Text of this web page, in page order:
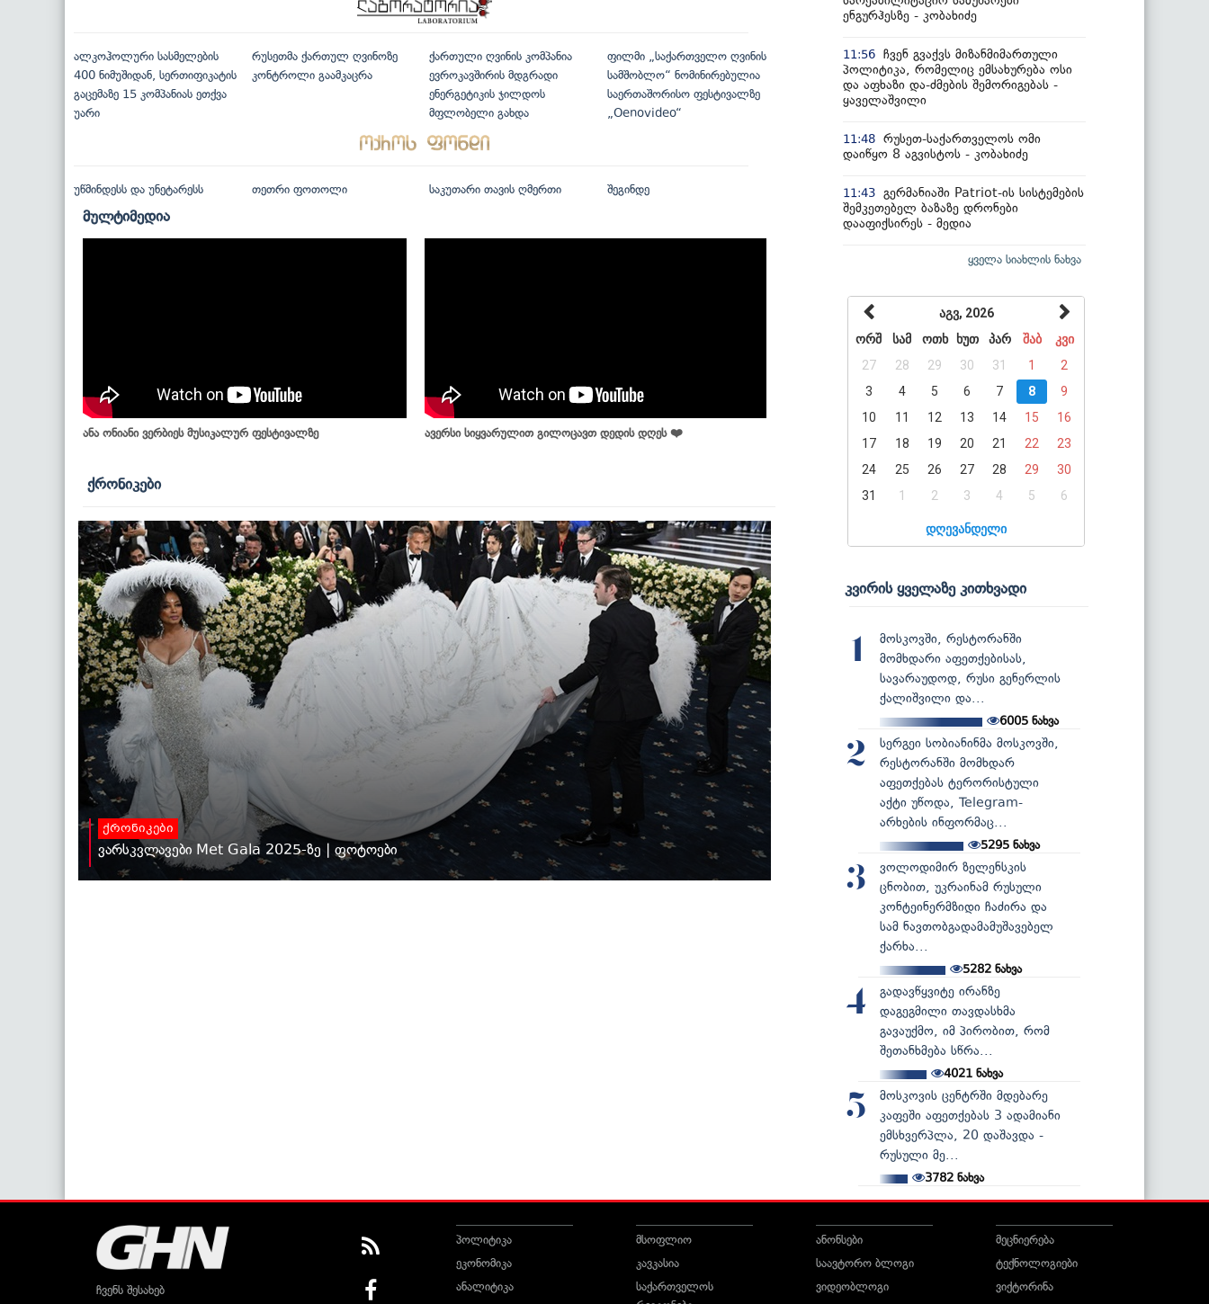
ალკოჰოლური სასმელების
400 ნიმუშიდან, სერთიფიკატის
გაცემაზე 15 კომპანიას ეთქვა
უარი
რუსეთმა ქართულ ღვინოზე
კონტროლი გაამკაცრა
ქართული ღვინის კომპანია
ევროკავშირის მდგრადი
ენერგეტიკის ჯილდოს
მფლობელი გახდა
ფილმი „საქართველო ღვინის
სამშობლო“ ნომინირებულია
საერთაშორისო ფესტივალზე
„Oenovideo“
უწმინდესს და უნეტარესს თეთრი ფოთოლი საკუთარი თავის ღმერთი შეგინდე
მულტიმედია
ანა ონიანი ვერბიეს მუსიკალურ ფესტივალზე ავერსი სიყვარულით გილოცავთ დედის დღეს ❤️
ქრონიკები
ქრონიკები
ვარსკვლავები Met Gala 2025-ზე | ფოტოები
ენგურჰესზე - კობახიძე
11:56 ჩვენ გვაქვს მიზანმიმართული
პოლიტიკა, რომელიც ემსახურება ოსი
და აფხაზი და-ძმების შემორიგებას -
ყაველაშვილი
11:48 რუსეთ-საქართველოს ომი
დაიწყო 8 აგვისტოს - კობახიძე
11:43 გერმანიაში Patriot-ის სისტემების
შემკეთებელ ბაზაზე დრონები
დააფიქსირეს - მედია
ყველა სიახლის ნახვა
აგვ, 2026
ორშ
სამ ოთხ ხუთ პარ შაბ
კვი
27
28 29 30 31 1
2
3
4 5 6 7 8
9
10
11 12 13 14 15
16
17
18 19 20 21 22
23
24
25 26 27 28 29
30
31
1 2 3 4 5 6
დღევანდელი
კვირის ყველაზე კითხვადი
1
მოსკოვში, რესტორანში
მომხდარი აფეთქებისას,
სავარაუდოდ, რუსი გენერლის
ქალიშვილი და...
6005 ნახვა
2
სერგეი სობიანინმა მოსკოვში,
რესტორანში მომხდარ
აფეთქებას ტერორისტული
აქტი უწოდა, Telegram-
არხების ინფორმაც...
5295 ნახვა
3
ვოლოდიმირ ზელენსკის
ცნობით, უკრაინამ რუსული
კონტეინერმზიდი ჩაძირა და
სამ ნავთობგადამამუშავებელ
ქარხა...
5282ნახვა
4
გადავწყვიტე ირანზე
დაგეგმილი თავდასხმა
გავაუქმო, იმ პირობით, რომ
შეთანხმება სწრა...
4021ნახვა
5
მოსკოვის ცენტრში მდებარე
კაფეში აფეთქებას 3 ადამიანი
ემსხვერპლა, 20 დაშავდა -
რუსული მე...
3782 ნახვა
ჩვენს შესახებ
პოლიტიკა
ეკონომიკა
ანალიტიკა
მსოფლიო
კავკასია
საქართველოს
ანონსები
საავტორო ბლოგი
ვიდეობლოგი
მეცნიერება
ტექნოლოგიები
ვიქტორინა